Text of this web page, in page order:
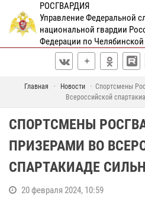
РОСГВАРДИЯ
Управление Федеральной
национальной гвардии
Федерации по Челябинской
Главная Новости
Спортсмены
Всероссийской
СПОРТСМЕНЫ
ПРИЗЕРАМИ ВО
СПАРТАКИАДЕ
20 февраля 2024, 10:59